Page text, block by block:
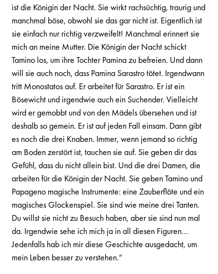
ist die Königin der Nacht. Sie wirkt rachsüchtig, traurig und
manchmal böse, obwohl sie das gar nicht ist. Eigentlich ist
sie einfach nur richtig verzweifelt! Manchmal erinnert sie
mich an meine Mutter. Die Königin der Nacht schickt
Tamino los, um ihre Tochter Pamina zu befreien. Und dann
will sie auch noch, dass Pamina Sarastro tötet. Irgendwann
tritt Monostatos auf. Er arbeitet für Sarastro. Er ist ein
Bösewicht und irgendwie auch ein Suchender. Vielleicht
wird er gemobbt und von den Mädels übersehen und ist
deshalb so gemein. Er ist auf jeden Fall einsam. Dann gibt
es noch die drei Knaben. Immer, wenn jemand so richtig
am Boden zerstört ist, tauchen sie auf. Sie geben dir das
Gefühl, dass du nicht allein bist. Und die drei Damen, die
arbeiten für die Königin der Nacht. Sie geben Tamino und
Papageno magische Instrumente: eine Zauberflöte und ein
magisches Glockenspiel. Sie sind wie meine drei Tanten.
Du willst sie nicht zu Besuch haben, aber sie sind nun mal
da. Irgendwie sehe ich mich ja in all diesen Figuren…
Jedenfalls hab ich mir diese Geschichte ausgedacht, um
mein Leben besser zu verstehen.“